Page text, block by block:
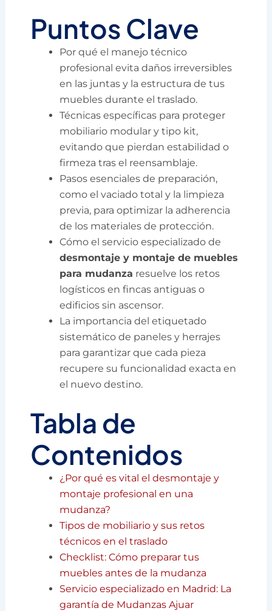
Puntos Clave
Por qué el manejo técnico
profesional evita daños irreversibles
en las juntas y la estructura de tus
muebles durante el traslado.
Técnicas específicas para proteger
mobiliario modular y tipo kit,
evitando que pierdan estabilidad o
firmeza tras el reensamblaje.
Pasos esenciales de preparación,
como el vaciado total y la limpieza
previa, para optimizar la adherencia
de los materiales de protección.
Cómo el servicio especializado de
desmontaje y montaje de muebles
para mudanza resuelve los retos
logísticos en fincas antiguas o
edificios sin ascensor.
La importancia del etiquetado
sistemático de paneles y herrajes
para garantizar que cada pieza
recupere su funcionalidad exacta en
el nuevo destino.
Tabla de
Contenidos
¿Por qué es vital el desmontaje y
montaje profesional en una
mudanza?
Tipos de mobiliario y sus retos
técnicos en el traslado
Checklist: Cómo preparar tus
muebles antes de la mudanza
Servicio especializado en Madrid: La
garantía de Mudanzas Ajuar